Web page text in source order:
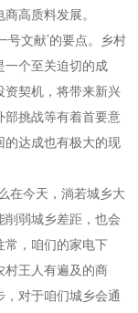
高质料发展。
号文献’的要点。乡村
一个至关迫切的成
契机，将带来新兴
部挑战等有着首要意
的达成也有极大的现
在今天，淌若城乡大
弱城乡差距，也会
常，咱们的家电下
村王人有遍及的商
对于咱们城乡会通